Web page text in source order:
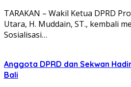
TARAKAN – Wakil Ketua DPRD
Utara, H. Muddain, ST., kembali
Sosialisasi…
Anggota DPRD dan Sekwan
Bali